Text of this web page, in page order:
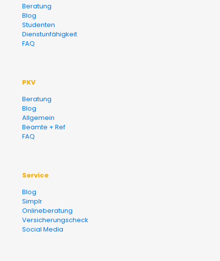
Beratung
Blog
Studenten
Dienstunfähigkeit
FAQ
PKV
Beratung
Blog
Allgemein
Beamte + Ref
FAQ
Service
Blog
Simplr
Onlineberatung
Versicherungscheck
Social Media